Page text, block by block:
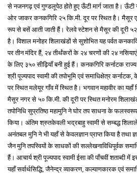
से नजनगढ़ एवं गुण्डलूपेठ होते हुए ऊँटी मार्ग जाता है।
ओर जाकर कनकगिरि २५ कि.मी. दूर पर स्थित है।
रूप से बसें आती जाती हैं। रेलवे स्टेशन से मैसूर की दूरी
है। विशाल मनोहर शिलाखंडों से सुशोभित यह पर्वत
पर तीन मंदिर हैं, २४ तीर्थंकरों के २४ चरणों की २४
के लिए ३५० सीढ़ियाँ बनी हुई हैं। कनकगिरि कर्नाटक
श्री पूज्यपाद स्वामी की तपोभूमि एवं समाधिक्षेत्र
पर स्थित मलेयूर गाँव में स्थित है। भगवान महावीर का
मैसूर नगर से ५० कि.मी. की दूरी पर स्थित मनोरम
तपोनिधि सुप्रतिष्ठ महामुनि ने घोर तप साधना के फलस्वरूप
किया। अंतिम श्रुतकेवली भद्रबाहु स्वामी से सम्बद्ध
अनंतबल मुनि ने भी यहाँ से केवलज्ञान प्राप्त किया है तथा
जैन मुनि तपस्वियों के साधकों की सल्लेखनाविधिपूर्वक
हैं। आचार्य श्री पूज्यपाद स्वामी ईसा की पाँचवीं शताब्दी में
यहाँ सर्वार्थसिद्धि, जैनेन्द्र व्याकरण, कल्याणकारक एवं